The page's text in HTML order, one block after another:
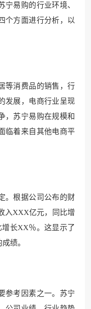
宁易购的行业环境、
个方面进行分析，以
等消费品的销售，行
发展，电商行业呈现
，苏宁易购在规模和
临着来自其他电商平
。根据公司公布的财
入XXX亿元，同比增
长XX％。这显示了
绩。
参考因素之一。苏宁